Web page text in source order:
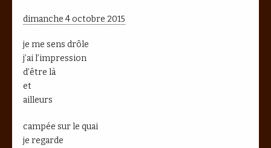
dimanche 4 octobre 2015
je me sens drôle
j’ai l’impression
d’être là
et
ailleurs
campée sur le quai
je regarde